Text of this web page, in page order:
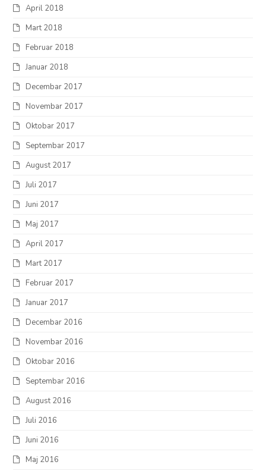
April 2018
Mart 2018
Februar 2018
Januar 2018
Decembar 2017
Novembar 2017
Oktobar 2017
Septembar 2017
August 2017
Juli 2017
Juni 2017
Maj 2017
April 2017
Mart 2017
Februar 2017
Januar 2017
Decembar 2016
Novembar 2016
Oktobar 2016
Septembar 2016
August 2016
Juli 2016
Juni 2016
Maj 2016